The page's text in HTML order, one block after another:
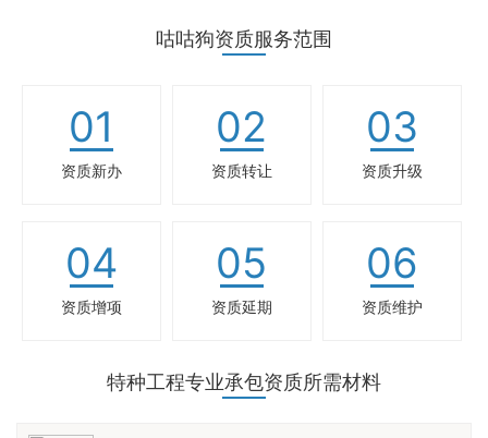
咕咕狗资质服务范围
01
资质新办
02
资质转让
03
资质升级
04
资质增项
05
资质延期
06
资质维护
特种工程专业承包资质所需材料